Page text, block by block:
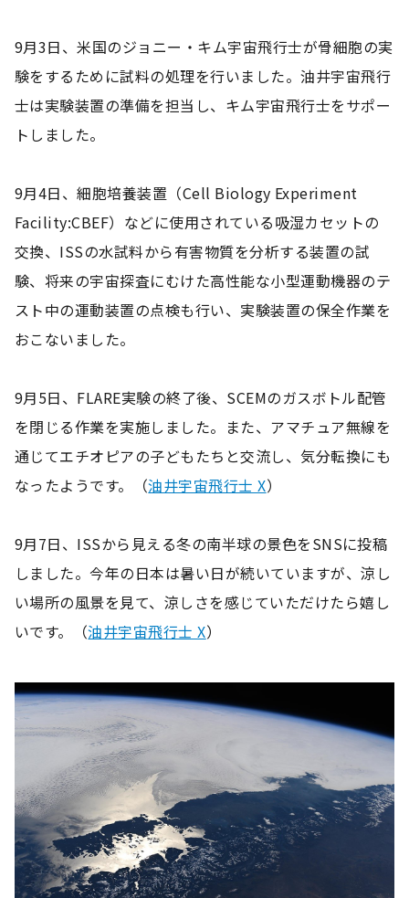
9月3日、米国のジョニー・キム宇宙飛行士が骨細胞の実
験をするために試料の処理を行いました。油井宇宙飛行
士は実験装置の準備を担当し、キム宇宙飛行士をサポー
トしました。
9月4日、細胞培養装置（Cell Biology Experiment
Facility:CBEF）などに使用されている吸湿カセットの
交換、ISSの水試料から有害物質を分析する装置の試
験、将来の宇宙探査にむけた高性能な小型運動機器のテ
スト中の運動装置の点検も行い、実験装置の保全作業を
おこないました。
9月5日、FLARE実験の終了後、SCEMのガスボトル配管
を閉じる作業を実施しました。また、アマチュア無線を
通じてエチオピアの子どもたちと交流し、気分転換にも
なったようです。（油井宇宙飛行士 X）
9月7日、ISSから見える冬の南半球の景色をSNSに投稿
しました。今年の日本は暑い日が続いていますが、涼し
い場所の風景を見て、涼しさを感じていただけたら嬉し
いです。（油井宇宙飛行士 X）